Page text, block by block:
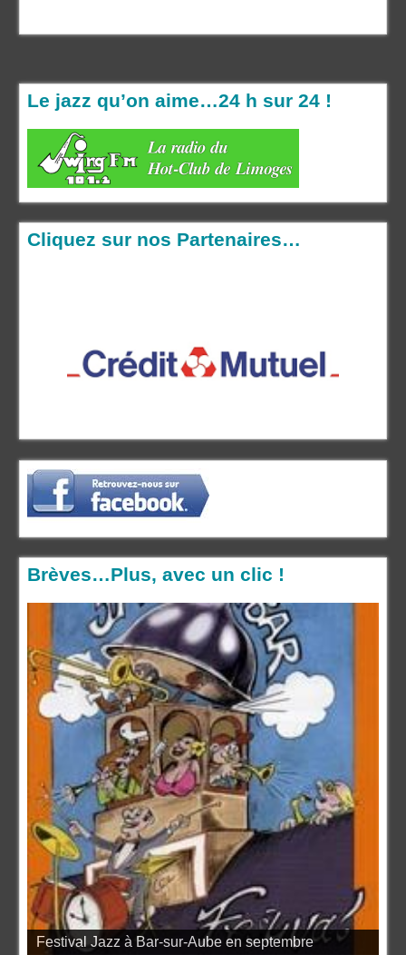
Le jazz qu’on aime…24 h sur 24 !
Cliquez sur nos Partenaires…
Brèves…Plus, avec un clic !
Festival Jazz à Bar-sur-Aube en septembre